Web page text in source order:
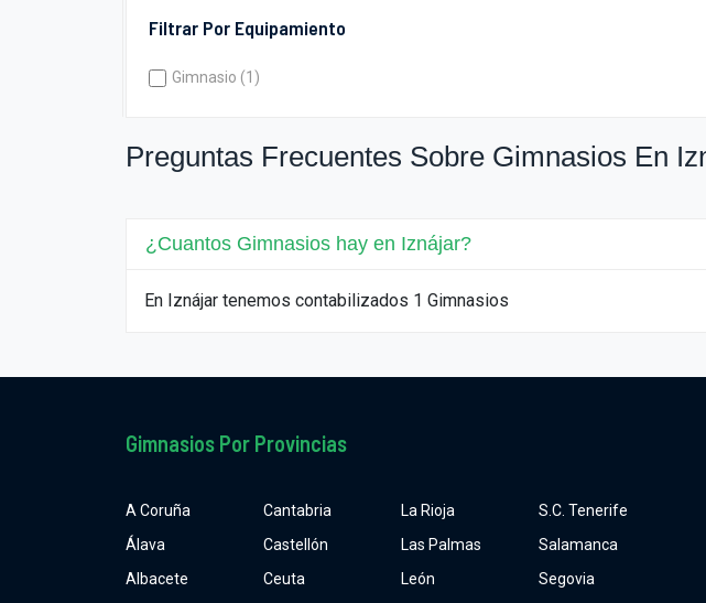
Filtrar Por Equipamiento
Gimnasio (1)
Preguntas Frecuentes Sobre Gimnasios En
¿Cuantos Gimnasios hay en Iznájar?
En Iznájar tenemos contabilizados 1 Gimnasios
Gimnasios Por Provincias
A Coruña
Álava
Albacete
Cantabria
Castellón
Ceuta
La Rioja
Las Palmas
León
S.C. Tenerife
Salamanca
Segovia